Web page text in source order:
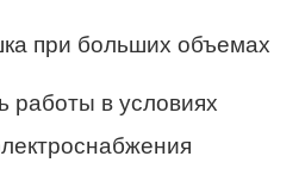
при больших объемах
работы в условиях